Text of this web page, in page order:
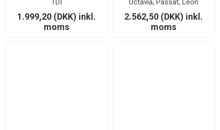
TDI
1.999,20 (DKK) inkl.
moms
Octavia, Passat, Leon
1.8/2.0 TSi - Downpipe
2.562,50 (DKK) inkl.
moms